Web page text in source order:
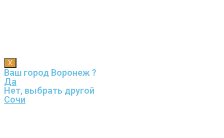
X
Ваш город Воронеж ?
Да
Нет, выбрать другой
Сочи